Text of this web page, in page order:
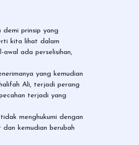
demi prinsip yang
kita lihat dalam
ada perselisihan,
yang kemudian
Ali, terjadi perang
terjadi yang
menghukumi dengan
kemudian berubah